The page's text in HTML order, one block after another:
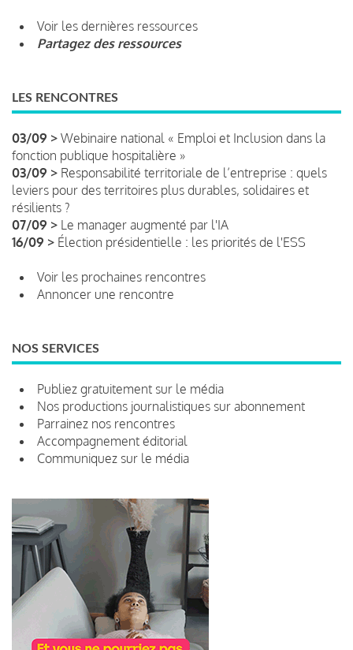
Voir les dernières ressources
Partagez des ressources
LES RENCONTRES
03/09 > Webinaire national « Emploi et Inclusion dans la
fonction publique hospitalière »
03/09 > Responsabilité territoriale de l’entreprise : quels
leviers pour des territoires plus durables, solidaires et
résilients ?
07/09 > Le manager augmenté par l'IA
16/09 > Élection présidentielle : les priorités de l'ESS
Voir les prochaines rencontres
Annoncer une rencontre
NOS SERVICES
Publiez gratuitement sur le média
Nos productions journalistiques sur abonnement
Parrainez nos rencontres
Accompagnement éditorial
Communiquez sur le média